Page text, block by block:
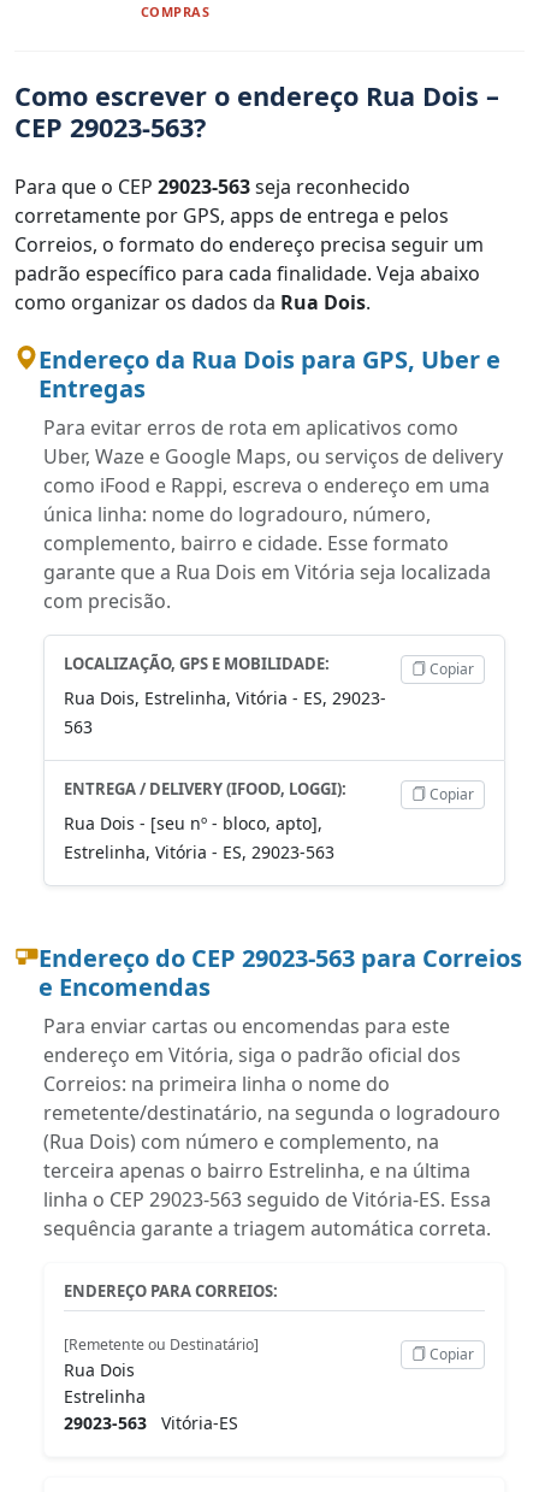
COMPRAS
Como escrever o endereço Rua Dois –
CEP 29023-563?
Para que o CEP 29023-563seja reconhecido
corretamente por GPS, apps de entrega e pelos
Correios, o formato do endereço precisa seguir um
padrão específico para cada finalidade. Veja abaixo
como organizar os dados da Rua Dois.
Endereço da Rua Dois para GPS, Uber e
Entregas
Para evitar erros de rota em aplicativos como
Uber, Waze e Google Maps, ou serviços de delivery
como iFood e Rappi, escreva o endereço em uma
única linha: nome do logradouro, número,
complemento, bairro e cidade. Esse formato
garante que a Rua Dois em Vitória seja localizada
com precisão.
LOCALIZAÇÃO, GPS E MOBILIDADE:
Rua Dois, Estrelinha, Vitória - ES, 29023-
563
Copiar
ENTREGA / DELIVERY (IFOOD, LOGGI):
Rua Dois - [seu nº - bloco, apto],
Estrelinha, Vitória - ES, 29023-563
Copiar
Endereço do CEP 29023-563 para Correios
e Encomendas
Para enviar cartas ou encomendas para este
endereço em Vitória, siga o padrão oficial dos
Correios: na primeira linha o nome do
remetente/destinatário, na segunda o logradouro
(Rua Dois) com número e complemento, na
terceira apenas o bairro Estrelinha, e na última
linha o CEP 29023-563 seguido de Vitória-ES. Essa
sequência garante a triagem automática correta.
ENDEREÇO PARA CORREIOS:
[Remetente ou Destinatário]
Rua Dois
Estrelinha
29023-563 Vitória-ES
Copiar